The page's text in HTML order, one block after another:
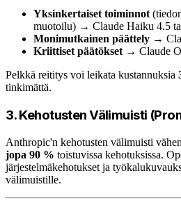
Yksinkertaiset toiminnot
muotoilu) → Claude Haiku 4.5
Monimutkainen päättely →
Kriittiset päätökset → Claude
Pelkkä reititys voi leikata kustannuksia
tinkimättä.
3. Kehotusten Välimuisti
Anthropic'n kehotusten välimuisti
jopa 90 % toistuvissa kehotuksissa.
järjestelmäkehotukset ja
välimuistille.